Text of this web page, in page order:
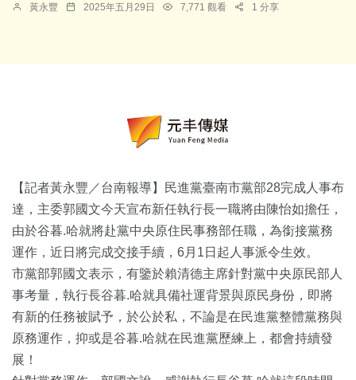
黃永豐 2025年五月29日 7,771 觀看 1 分享
【記者黃永豐／台南報導】民進黨臺南市黨部28完成人事布
達，主委郭國文今天宣布新任執行長一職將由陳怡如擔任，
由於谷暮.哈就將赴黨中央原住民事務部任職，為銜接黨務
運作，近日將完成交接手續，6月1日起人事派令生效。
市黨部郭國文表示，有鑒於賴清德主席針對黨中央原民部人
事考量，執行長谷暮.哈就具備社運背景與原民身份，即將
有新的任務被賦予，於公於私，不論是在民進黨整體黨務與
原務運作，抑或是谷暮.哈就在民進黨歷練上，都會持續發
展！